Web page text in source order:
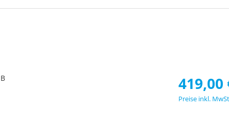
Regulärer
419,00
Preise inkl.